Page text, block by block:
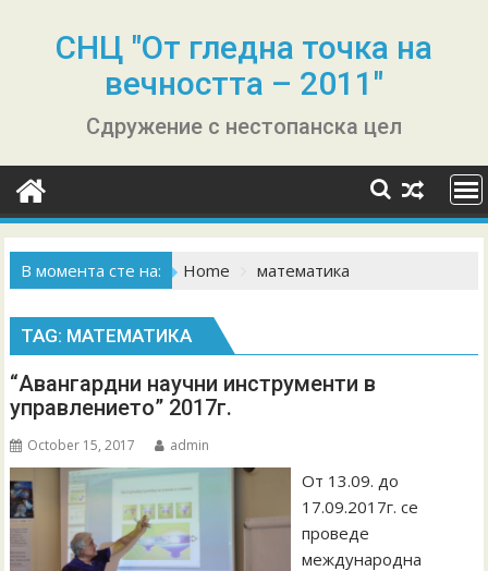
СНЦ "От гледна точка на
вечността – 2011"
Сдружение с нестопанска цел
В момента сте на: Home математика
TAG: МАТЕМАТИКА
“Авангардни научни инструменти в
управлението” 2017г.
October 15, 2017 admin
От 13.09. до
17.09.2017г. се
проведе
международна